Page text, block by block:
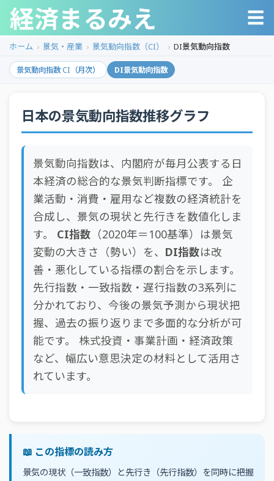
経済まるみえ ☰
ホーム 景気・産業 景気動向指数（CI） DI景気動向指数
景気動向指数 CI（月次） DI景気動向指数
日本の景気動向指数推移グラフ
景気動向指数は、内閣府が毎月公表する日
本経済の総合的な景気判断指標です。 企
業活動・消費・雇用など複数の経済統計を
合成し、景気の現状と先行きを数値化しま
す。 CI指数 （2020年＝100基準）は景気
変動の大きさ（勢い）を、 DI指数は改
善・悪化している指標の割合を示します。
先行指数・一致指数・遅行指数の3系列に
分かれており、今後の景気予測から現状把
握、過去の振り返りまで多面的な分析が可
能です。 株式投資・事業計画・経済政策
など、幅広い意思決定の材料として活用さ
れています。
📖 この指標の読み方
景気の現状（一致指数）と先行き（先行指数）を同時に把握